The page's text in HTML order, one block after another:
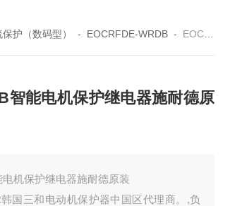
护（数码型） - EOCRFDE-WRDB - EOCR-FDEEOCRFDE-WRDB智能电机保护继电器施耐德原装
智能电机保护继电器施耐德原
机保护继电器施耐德原装
韩国三和电动机保护器中国区代理商。,负